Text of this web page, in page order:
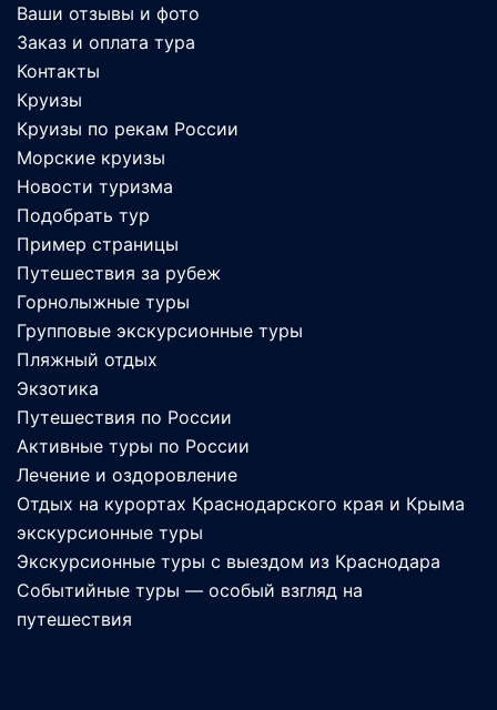
Ваши отзывы и фото
Заказ и оплата тура
Контакты
Круизы
Круизы по рекам России
Морские круизы
Новости туризма
Подобрать тур
Пример страницы
Путешествия за рубеж
Горнолыжные туры
Групповые экскурсионные туры
Пляжный отдых
Экзотика
Путешествия по России
Активные туры по России
Лечение и оздоровление
Отдых на курортах Краснодарского края и Крыма
экскурсионные туры
Экскурсионные туры с выездом из Краснодара
Событийные туры — особый взгляд на
путешествия